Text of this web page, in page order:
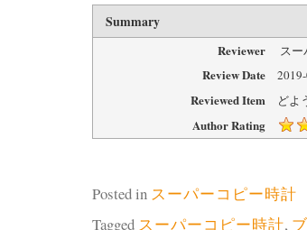
Summary
Reviewer ス
Review Date
Reviewed Item どよ
Author Rating
Posted in スーパーコピー時計
Tagged スーパーコピー時計,